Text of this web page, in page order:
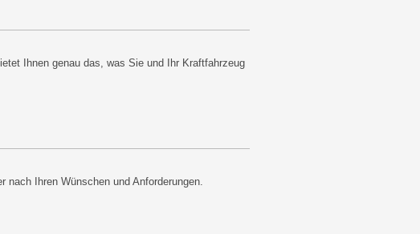
Ihnen genau das, was Sie und Ihr Kraftfahrzeug
Ihren Wünschen und Anforderungen.